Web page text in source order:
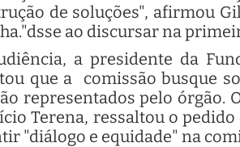
de soluções", afirmou
ao discursar na
a presidente da
que a comissão busque
representados pelo órgão.
Terena, ressaltou o
"diálogo e equidade" na